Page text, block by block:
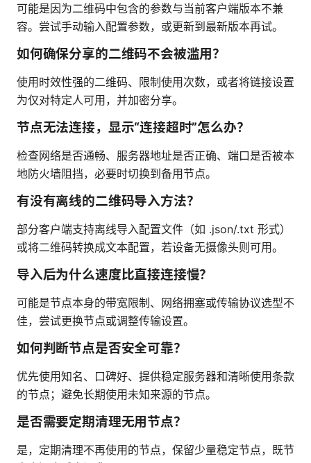
可能是因为二维码中包含的参数与当前客户端版本不兼
容。尝试手动输入配置参数，或更新到最新版本再试。
如何确保分享的二维码不会被滥用？
使用时效性强的二维码、限制使用次数，或者将链接设置
为仅对特定人可用，并加密分享。
节点无法连接，显示“连接超时”怎么办？
检查网络是否通畅、服务器地址是否正确、端口是否被本
地防火墙阻挡，必要时切换到备用节点。
有没有离线的二维码导入方法？
部分客户端支持离线导入配置文件（如 .json/.txt 形式）
或将二维码转换成文本配置，若设备无摄像头则可用。
导入后为什么速度比直接连接慢？
可能是节点本身的带宽限制、网络拥塞或传输协议选型不
佳，尝试更换节点或调整传输设置。
如何判断节点是否安全可靠？
优先使用知名、口碑好、提供稳定服务器和清晰使用条款
的节点；避免长期使用未知来源的节点。
是否需要定期清理无用节点？
是，定期清理不再使用的节点，保留少量稳定节点，既节